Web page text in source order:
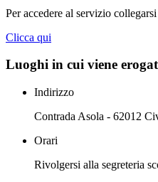
Per accedere al servizio
Clicca qui
Luoghi in cui viene
Indirizzo
Contrada Asola - 62012
Orari
Rivolgersi alla segreteria